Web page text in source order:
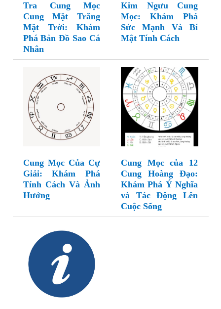
Tra Cung Mọc
Cung Mặt Trăng
Mặt Trời: Khám
Phá Bản Đồ Sao Cá
Nhân
Kim Ngưu Cung
Mọc: Khám Phá
Sức Mạnh Và Bí
Mật Tính Cách
Cung Mọc Của Cự
Giải: Khám Phá
Tính Cách Và Ảnh
Hưởng
Cung Mọc của 12
Cung Hoàng Đạo:
Khám Phá Ý Nghĩa
và Tác Động Lên
Cuộc Sống